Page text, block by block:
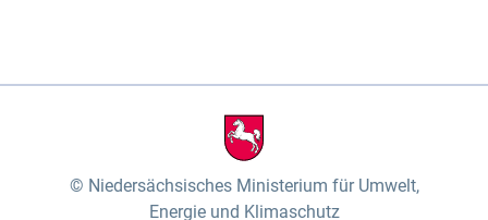
Niedersächsisches Ministerium für Umwelt,
Energie und Klimaschutz